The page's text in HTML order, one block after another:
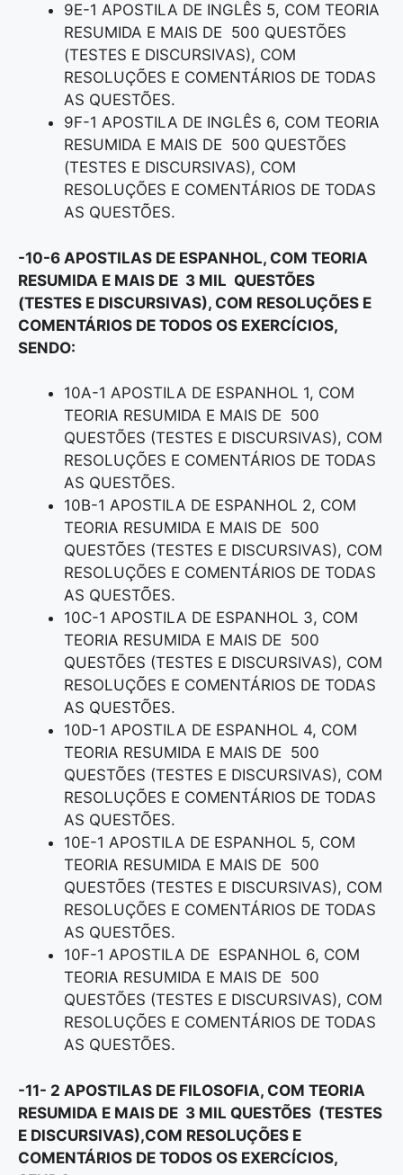
9E-1 APOSTILA DE INGLÊS 5, COM TEORIA
RESUMIDA E MAIS DE 500 QUESTÕES
(TESTES E DISCURSIVAS), COM
RESOLUÇÕES E COMENTÁRIOS DE TODAS
AS QUESTÕES.
9F-1 APOSTILA DE INGLÊS 6, COM TEORIA
RESUMIDA E MAIS DE 500 QUESTÕES
(TESTES E DISCURSIVAS), COM
RESOLUÇÕES E COMENTÁRIOS DE TODAS
AS QUESTÕES.
-10-6 APOSTILAS DE ESPANHOL, COM TEORIA
RESUMIDA E MAIS DE 3 MIL QUESTÕES
(TESTES E DISCURSIVAS), COM RESOLUÇÕES E
COMENTÁRIOS DE TODOS OS EXERCÍCIOS,
SENDO:
10A-1 APOSTILA DE ESPANHOL 1, COM
TEORIA RESUMIDA E MAIS DE 500
QUESTÕES (TESTES E DISCURSIVAS), COM
RESOLUÇÕES E COMENTÁRIOS DE TODAS
AS QUESTÕES.
10B-1 APOSTILA DE ESPANHOL 2, COM
TEORIA RESUMIDA E MAIS DE 500
QUESTÕES (TESTES E DISCURSIVAS), COM
RESOLUÇÕES E COMENTÁRIOS DE TODAS
AS QUESTÕES.
10C-1 APOSTILA DE ESPANHOL 3, COM
TEORIA RESUMIDA E MAIS DE 500
QUESTÕES (TESTES E DISCURSIVAS), COM
RESOLUÇÕES E COMENTÁRIOS DE TODAS
AS QUESTÕES.
10D-1 APOSTILA DE ESPANHOL 4, COM
TEORIA RESUMIDA E MAIS DE 500
QUESTÕES (TESTES E DISCURSIVAS), COM
RESOLUÇÕES E COMENTÁRIOS DE TODAS
AS QUESTÕES.
10E-1 APOSTILA DE ESPANHOL 5, COM
TEORIA RESUMIDA E MAIS DE 500
QUESTÕES (TESTES E DISCURSIVAS), COM
RESOLUÇÕES E COMENTÁRIOS DE TODAS
AS QUESTÕES.
10F-1 APOSTILA DE ESPANHOL 6, COM
TEORIA RESUMIDA E MAIS DE 500
QUESTÕES (TESTES E DISCURSIVAS), COM
RESOLUÇÕES E COMENTÁRIOS DE TODAS
AS QUESTÕES.
-11- 2 APOSTILAS DE FILOSOFIA, COM TEORIA
RESUMIDA E MAIS DE 3 MIL QUESTÕES (TESTES
E DISCURSIVAS),COM RESOLUÇÕES E
COMENTÁRIOS DE TODOS OS EXERCÍCIOS,